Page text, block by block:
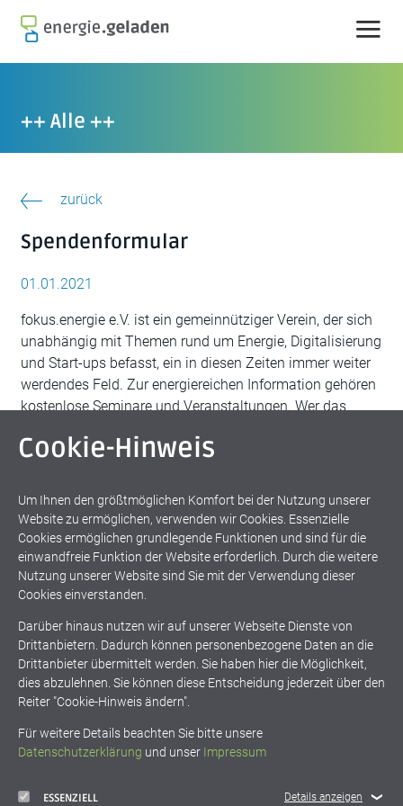
content++ Alle ++
zurück
Spendenformular
01.01.2021
fokus.energie e.V. ist ein gemeinnütziger Verein, der sich
unabhängig mit Themen rund um Energie, Digitalisierung
und Start-ups befasst, ein in diesen Zeiten immer weiter
werdendes Feld. Zur energiereichen Information gehören
kostenlose Seminare und Veranstaltungen. Wer das
Möglichkeit, sich über eine Mitgliedschaft oder Spende
Spendenformular
Cookie-Hinweis
Um Ihnen den größtmöglichen Komfort bei der Nutzung unserer
Website zu ermöglichen, verwenden wir Cookies. Essenzielle
Cookies ermöglichen grundlegende Funktionen und sind für die
einwandfreie Funktion der Website erforderlich. Durch die weitere
Nutzung unserer Website sind Sie mit der Verwendung dieser
Cookies einverstanden.
Darüber hinaus nutzen wir auf unserer Webseite Dienste von
Drittanbietern. Dadurch können personenbezogene Daten an die
Drittanbieter übermittelt werden. Sie haben hier die Möglichkeit,
dies abzulehnen. Sie können diese Entscheidung jederzeit über den
Reiter "Cookie-Hinweis ändern".
Für weitere Details beachten Sie bitte unsere
Datenschutzerklärung und unser Impressum
ESSENZIELL Details anzeigen